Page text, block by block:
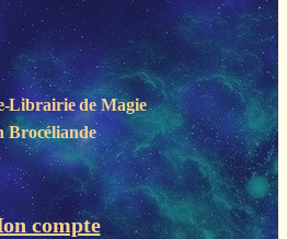
Librairie deMagie
Brocéliande
compte